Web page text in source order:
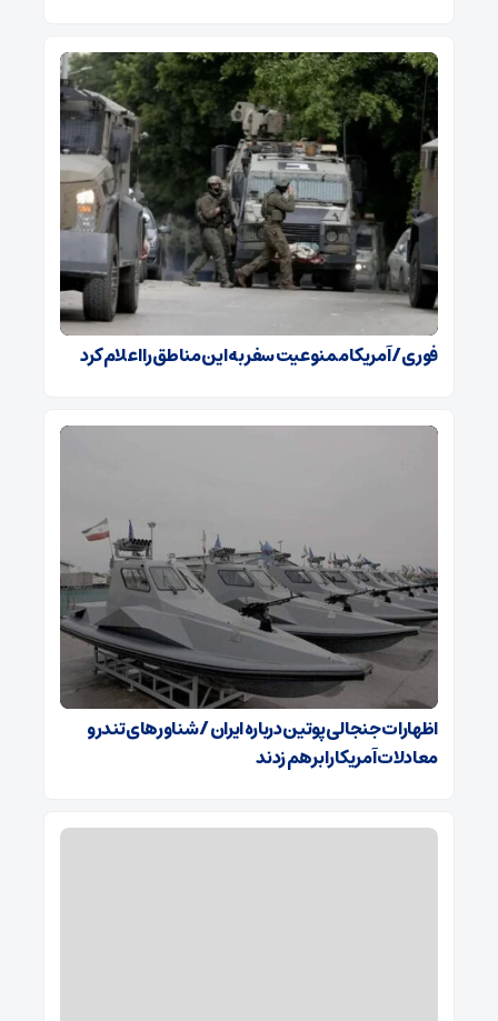
فوری / آمریکا ممنوعیت سفر به این مناطق را اعلام کرد
اظهارات جنجالی پوتین درباره ایران / شناورهای تندرو
معادلات آمریکا را برهم زدند